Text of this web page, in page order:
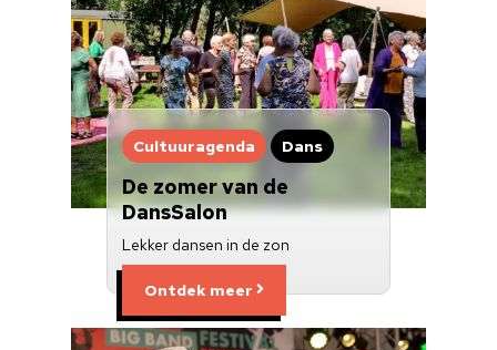
Cultuuragenda Dans
De zomer van de
DansSalon
Lekker dansen in de zon
Ontdek meer